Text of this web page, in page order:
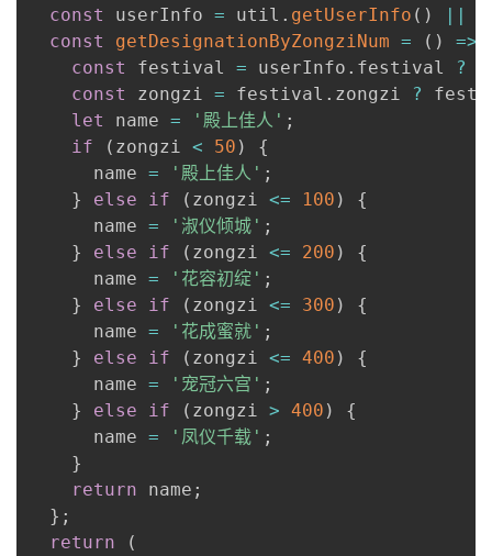
const
userInfo = util . getUserInfo ( ) ||
const
getDesignationByZongziNum = ( ) =>
const
festival = userInfo . festival ?
const
zongzi = festival . zongzi ?
let
name = '殿上佳人' ;
if
( zongzi < 50 )
{
      name
= '殿上佳人' ;
}
else if ( zongzi <= 100 )
{
      name
= '淑仪倾城' ;
}
else if ( zongzi <= 200 )
{
      name
= '花容初绽' ;
}
else if ( zongzi <= 300 )
{
      name
= '花成蜜就' ;
}
else if ( zongzi <= 400 )
{
      name
= '宠冠六宫' ;
}
else if ( zongzi > 400 )
{
      name
= '凤仪千载' ;
}
return name ;
} ;
return
(